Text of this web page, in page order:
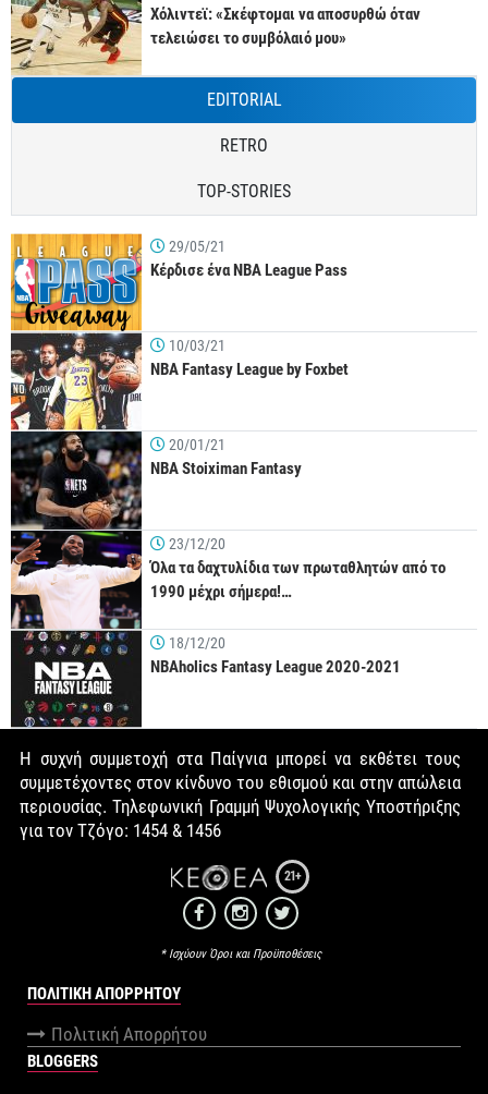
Χόλιντεϊ: «Σκέφτομαι να αποσυρθώ όταν
τελειώσει το συμβόλαιό μου»
EDITORIAL
RETRO
TOP-STORIES
29/05/21
Κέρδισε ένα NBA League Pass
10/03/21
NBA Fantasy League by Foxbet
20/01/21
NBA Stoiximan Fantasy
23/12/20
Όλα τα δαχτυλίδια των πρωταθλητών από το
1990 μέχρι σήμερα!…
18/12/20
NBAholics Fantasy League 2020-2021
Η συχνή συμμετοχή στα Παίγνια μπορεί να εκθέτει τους
συμμετέχοντες στον κίνδυνο του εθισμού και στην απώλεια
περιουσίας. Τηλεφωνική Γραμμή Ψυχολογικής Υποστήριξης
για τον Τζόγο: 1454 & 1456
21+
* Ισχύουν Όροι και Προϋποθέσεις
ΠΟΛΙΤΙΚΉ ΑΠΟΡΡΉΤΟΥ
Πολιτική Απορρήτου
BLOGGERS